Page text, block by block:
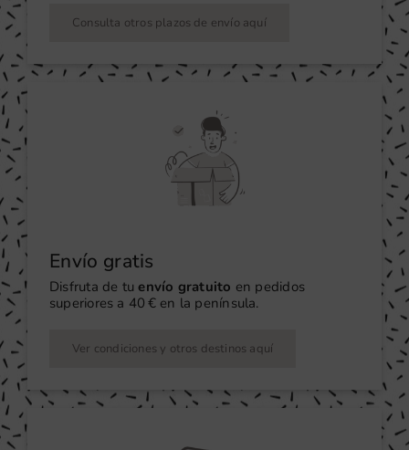
Consulta otros plazos de envío aquí
Envío gratis
Disfruta de tu envío gratuito en pedidos
superiores a 40 € en la península.
Ver condiciones y otros destinos aquí